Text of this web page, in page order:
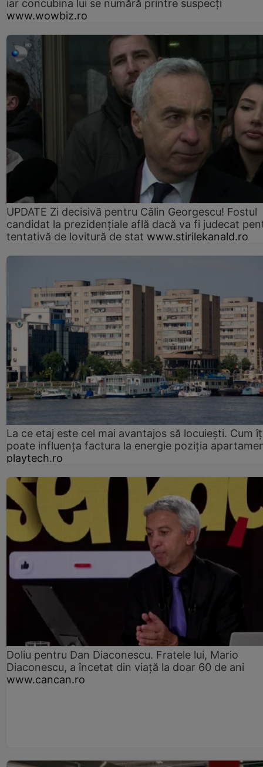
iar concubina lui se numără printre suspecți
www.wowbiz.ro
UPDATE Zi decisivă pentru Călin Georgescu! Fostul
candidat la prezidențiale află dacă va fi judecat
tentativă de lovitură de stat www.stirilekanald.ro
La ce etaj este cel mai avantajos să locuiești. Cum
poate influența factura la energie poziția
playtech.ro
Doliu pentru Dan Diaconescu. Fratele lui, Mario
Diaconescu, a încetat din viață la doar 60 de ani
www.cancan.ro